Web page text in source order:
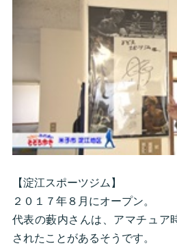
【淀江スポーツジム】
２０１７年８月にオープン。
代表の藪内さんは、アマチュア
されたことがあるそうです。